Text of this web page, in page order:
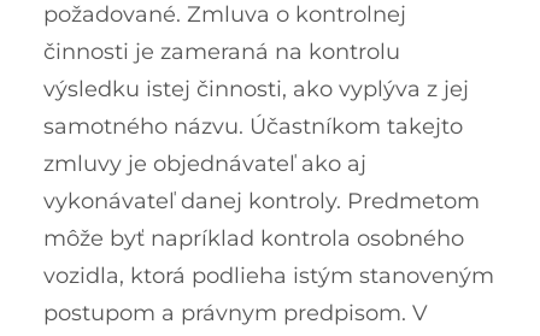
požadované. Zmluva o kontrolnej
činnosti je zameraná na kontrolu
výsledku istej činnosti, ako vyplýva z jej
samotného názvu. Účastníkom takejto
zmluvy je objednávateľ ako aj
vykonávateľ danej kontroly. Predmetom
môže byť napríklad kontrola osobného
vozidla, ktorá podlieha istým stanoveným
postupom a právnym predpisom. V